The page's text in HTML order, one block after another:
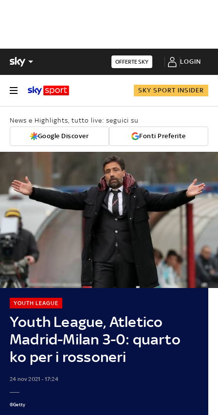
OFFERTE SKY LOGIN
SKY SPORT INSIDER
News e Highlights, tutto live: seguici su
Google Discover Fonti Preferite
Youth League, Atletico
Madrid-Milan 3-0: quarto
ko per i rossoneri
YOUTH LEAGUE
24 nov 2021 - 17:24
©Getty